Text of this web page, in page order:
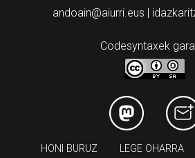
andoain@aiurri.eus |
Codesyntaxek
HONI BURUZ LEGE OHARRA